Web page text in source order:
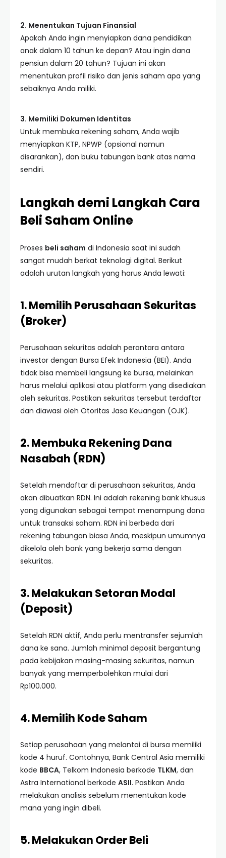
2. Menentukan Tujuan Finansial
Apakah Anda ingin menyiapkan dana pendidikan
anak dalam 10 tahun ke depan? Atau ingin dana
pensiun dalam 20 tahun? Tujuan ini akan
menentukan profil risiko dan jenis saham apa yang
sebaiknya Anda miliki.
3. Memiliki Dokumen Identitas
Untuk membuka rekening saham, Anda wajib
menyiapkan KTP, NPWP (opsional namun
disarankan), dan buku tabungan bank atas nama
sendiri.
Langkah demi Langkah Cara
Beli Saham Online
Proses beli saham di Indonesia saat ini sudah
sangat mudah berkat teknologi digital. Berikut
adalah urutan langkah yang harus Anda lewati:
1. Memilih Perusahaan Sekuritas
(Broker)
Perusahaan sekuritas adalah perantara antara
investor dengan Bursa Efek Indonesia (BEI). Anda
tidak bisa membeli langsung ke bursa, melainkan
harus melalui aplikasi atau platform yang disediakan
oleh sekuritas. Pastikan sekuritas tersebut terdaftar
dan diawasi oleh Otoritas Jasa Keuangan (OJK).
2. Membuka Rekening Dana
Nasabah (RDN)
Setelah mendaftar di perusahaan sekuritas, Anda
akan dibuatkan RDN. Ini adalah rekening bank khusus
yang digunakan sebagai tempat menampung dana
untuk transaksi saham. RDN ini berbeda dari
rekening tabungan biasa Anda, meskipun umumnya
dikelola oleh bank yang bekerja sama dengan
sekuritas.
3. Melakukan Setoran Modal
(Deposit)
Setelah RDN aktif, Anda perlu mentransfer sejumlah
dana ke sana. Jumlah minimal deposit bergantung
pada kebijakan masing-masing sekuritas, namun
banyak yang memperbolehkan mulai dari
Rp100.000.
4. Memilih Kode Saham
Setiap perusahaan yang melantai di bursa memiliki
kode 4 huruf. Contohnya, Bank Central Asia memiliki
kode BBCA, Telkom Indonesia berkode TLKM, dan
Astra International berkode ASII. Pastikan Anda
melakukan analisis sebelum menentukan kode
mana yang ingin dibeli.
5. Melakukan Order Beli